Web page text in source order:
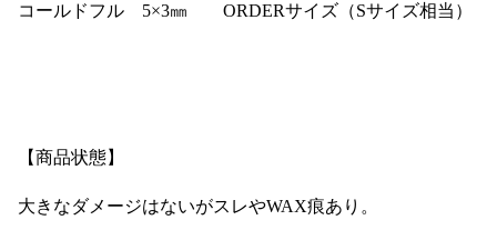
コールドフル 5×3㎜ ORDERサイズ（Sサイズ相当）
【商品状態】
大きなダメージはないがスレやWAX痕あり。